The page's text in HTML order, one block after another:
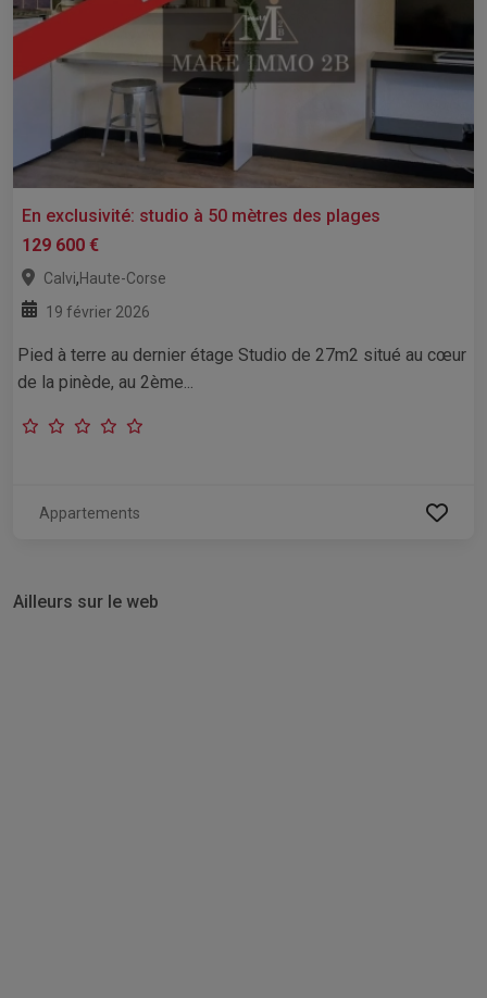
En exclusivité: studio à 50 mètres des plages
129 600 €
Calvi,Haute-Corse
19 février 2026
Pied à terre au dernier étage Studio de 27m2 situé au cœur
de la pinède, au 2ème...
Appartements
Ailleurs sur le web